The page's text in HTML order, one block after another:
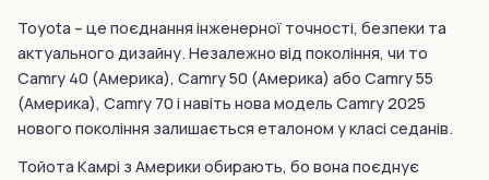
Toyota – це поєднання інженерної точності, безпеки та
актуального дизайну. Незалежно від покоління, чи то
Camry 40 (Америка), Camry 50 (Америка) або Camry 55
(Америка), Camry 70 і навіть нова модель Camry 2025
нового покоління залишається еталоном у класі седанів.
Тойота Камрі з Америки обирають, бо вона поєднує